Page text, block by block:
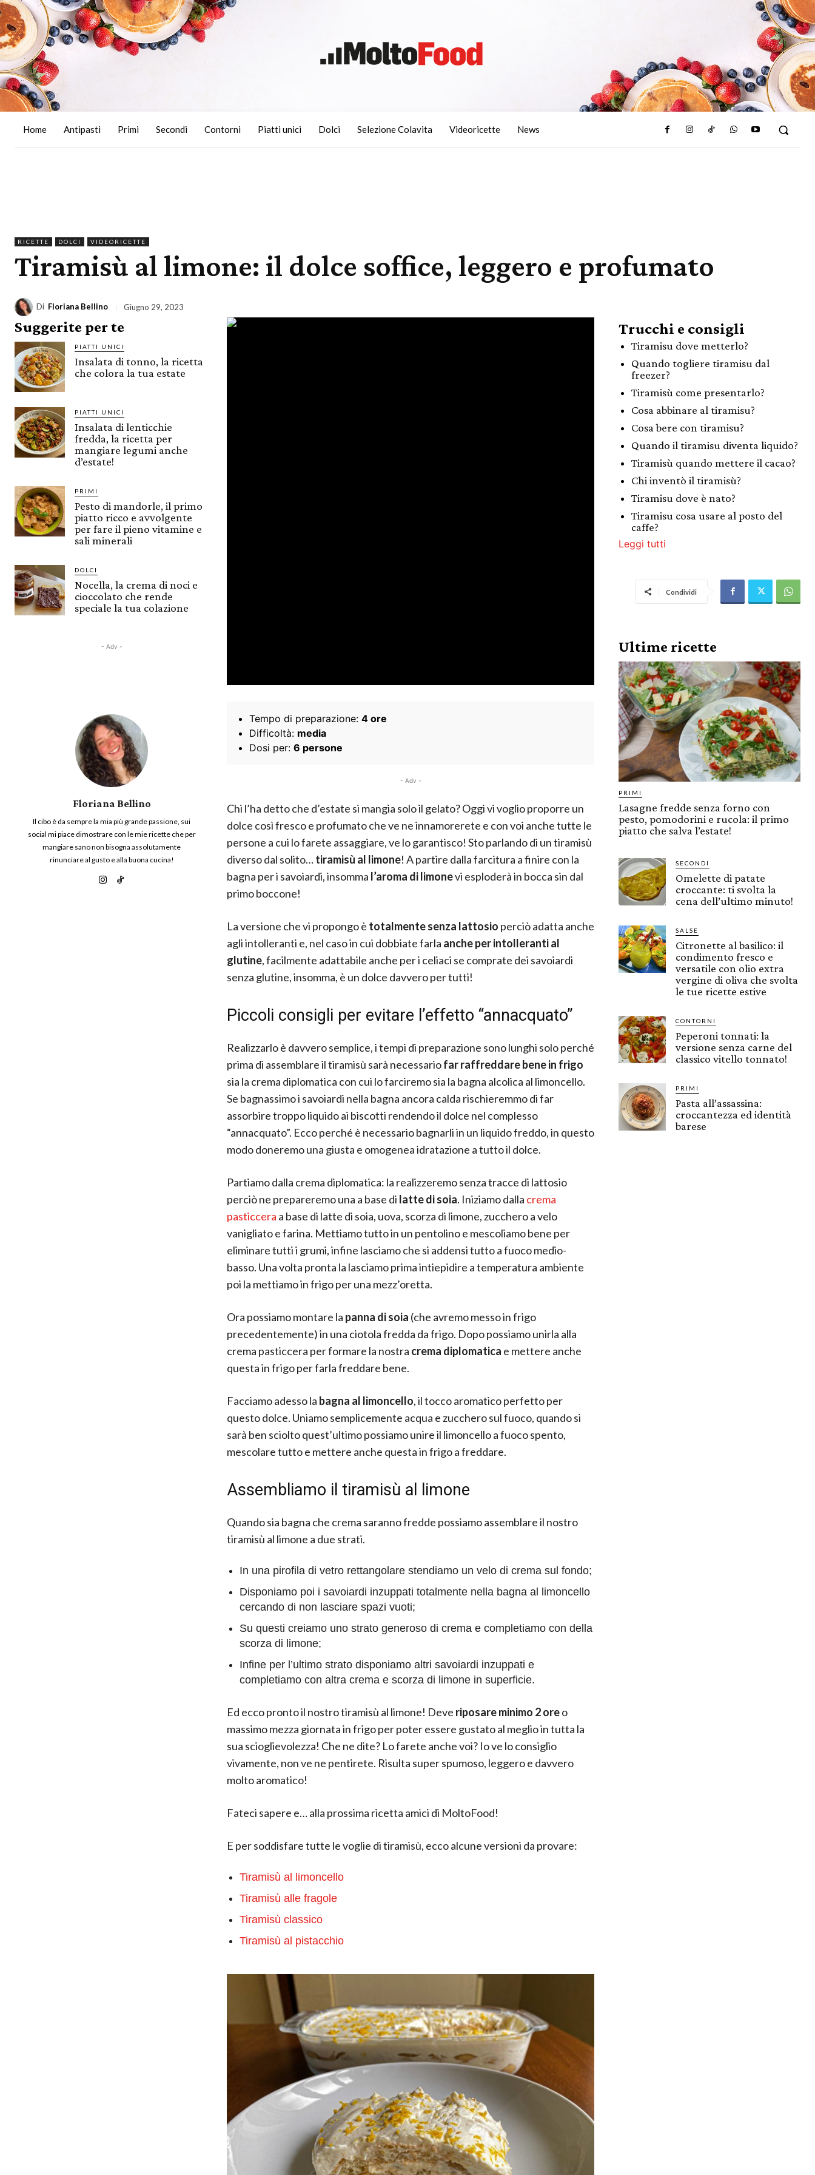
Home Antipasti Primi Secondi Contorni Piatti unici Dolci Selezione Colavita Videoricette News
RICETTE DOLCI VIDEORICETTE
Tiramisù al limone: il dolce soffice, leggero e profumato
Di Floriana Bellino Giugno 29, 2023
Suggerite per te
PIATTI UNICI
Insalata di tonno, la ricetta
che colora la tua estate
PIATTI UNICI
Insalata di lenticchie
fredda, la ricetta per
mangiare legumi anche
d’estate!
PRIMI
Pesto di mandorle, il primo
piatto ricco e avvolgente
per fare il pieno vitamine e
sali minerali
DOLCI
Nocella, la crema di noci e
cioccolato che rende
speciale la tua colazione
- Adv -
Floriana Bellino
Il cibo è da sempre la mia più grande passione, sui
social mi piace dimostrare con le mie ricette che per
mangiare sano non bisogna assolutamente
rinunciare al gusto e alla buona cucina!
Tempo di preparazione: 4 ore
Difficoltà: media
Dosi per: 6 persone
- Adv -
Chi l’ha detto che d’estate si mangia solo il gelato? Oggi vi voglio proporre un
dolce così fresco e profumato che ve ne innamorerete e con voi anche tutte le
persone a cui lo farete assaggiare, ve lo garantisco! Sto parlando di un tiramisù
diverso dal solito…tiramisù al limone! A partire dalla farcitura a finire con la
bagna per i savoiardi, insomma l’aroma di limonevi esploderà in bocca sin dal
primo boccone!
La versione che vi propongo è totalmente senza lattosio perciò adatta anche
agli intolleranti e, nel caso in cui dobbiate farla anche per intolleranti al
glutine, facilmente adattabile anche per i celiaci se comprate dei savoiardi
senza glutine, insomma, è un dolce davvero per tutti!
Piccoli consigli per evitare l’effetto “annacquato”
Realizzarlo è davvero semplice, i tempi di preparazione sono lunghi solo perché
prima di assemblare il tiramisù sarà necessariofar raffreddare bene in frigo
sia la crema diplomatica con cui lo farciremo sia la bagna alcolica al limoncello.
Se bagnassimo i savoiardi nella bagna ancora calda rischieremmo di far
assorbire troppo liquido ai biscotti rendendo il dolce nel complesso
“annacquato”. Ecco perché è necessario bagnarli in un liquido freddo, in questo
modo doneremo una giusta e omogenea idratazione a tutto il dolce.
Partiamo dalla crema diplomatica: la realizzeremo senza tracce di lattosio
perciò ne prepareremo una a base di latte di soia. Iniziamo dalla crema
pasticcera a base di latte di soia, uova, scorza di limone, zucchero a velo
vanigliato e farina. Mettiamo tutto in un pentolino e mescoliamo bene per
eliminare tutti i grumi, infine lasciamo che si addensi tutto a fuoco medio-
basso. Una volta pronta la lasciamo prima intiepidire a temperatura ambiente
poi la mettiamo in frigo per una mezz’oretta.
Ora possiamo montare la panna di soia (che avremo messo in frigo
precedentemente) in una ciotola fredda da frigo. Dopo possiamo unirla alla
crema pasticcera per formare la nostra crema diplomatica e mettere anche
questa in frigo per farla freddare bene.
Facciamo adesso la bagna al limoncello, il tocco aromatico perfetto per
questo dolce. Uniamo semplicemente acqua e zucchero sul fuoco, quando si
sarà ben sciolto quest’ultimo possiamo unire il limoncello a fuoco spento,
mescolare tutto e mettere anche questa in frigo a freddare.
Assembliamo il tiramisù al limone
Quando sia bagna che crema saranno fredde possiamo assemblare il nostro
tiramisù al limone a due strati.
In una pirofila di vetro rettangolare stendiamo un velo di crema sul fondo;
Disponiamo poi i savoiardi inzuppati totalmente nella bagna al limoncello
cercando di non lasciare spazi vuoti;
Su questi creiamo uno strato generoso di crema e completiamo con della
scorza di limone;
Infine per l’ultimo strato disponiamo altri savoiardi inzuppati e
completiamo con altra crema e scorza di limone in superficie.
Ed ecco pronto il nostro tiramisù al limone! Deve riposare minimo 2 oreo
massimo mezza giornata in frigo per poter essere gustato al meglio in tutta la
sua scioglievolezza! Che ne dite? Lo farete anche voi? Io ve lo consiglio
vivamente, non ve ne pentirete. Risulta super spumoso, leggero e davvero
molto aromatico!
Fateci sapere e… alla prossima ricetta amici di MoltoFood!
E per soddisfare tutte le voglie di tiramisù, ecco alcune versioni da provare:
Tiramisù al limoncello
Tiramisù alle fragole
Tiramisù classico
Tiramisù al pistacchio
Trucchi e consigli
Tiramisu dove metterlo?
Quando togliere tiramisu dal
freezer?
Tiramisù come presentarlo?
Cosa abbinare al tiramisu?
Cosa bere con tiramisu?
Quando il tiramisu diventa liquido?
Tiramisù quando mettere il cacao?
Chi inventò il tiramisù?
Tiramisu dove è nato?
Tiramisu cosa usare al posto del
caffe?
Leggi tutti
Condividi
Ultime ricette
PRIMI
Lasagne fredde senza forno con
pesto, pomodorini e rucola: il primo
piatto che salva l’estate!
SECONDI
Omelette di patate
croccante: ti svolta la
cena dell’ultimo minuto!
SALSE
Citronette al basilico: il
condimento fresco e
versatile con olio extra
vergine di oliva che svolta
le tue ricette estive
CONTORNI
Peperoni tonnati: la
versione senza carne del
classico vitello tonnato!
PRIMI
Pasta all’assassina:
croccantezza ed identità
barese